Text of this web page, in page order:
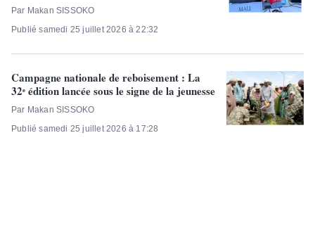
Par Makan SISSOKO
Publié samedi 25 juillet 2026 à 22:32
Campagne nationale de reboisement : La
32ᵉ édition lancée sous le signe de la jeunesse
Par Makan SISSOKO
Publié samedi 25 juillet 2026 à 17:28